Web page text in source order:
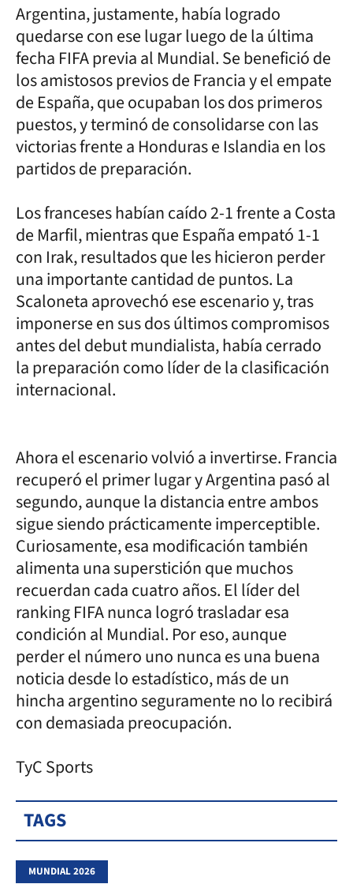
Argentina, justamente, había logrado
quedarse con ese lugar luego de la última
fecha FIFA previa al Mundial. Se benefició de
los amistosos previos de Francia y el empate
de España, que ocupaban los dos primeros
puestos, y terminó de consolidarse con las
victorias frente a Honduras e Islandia en los
partidos de preparación.
Los franceses habían caído 2-1 frente a Costa
de Marfil, mientras que España empató 1-1
con Irak, resultados que les hicieron perder
una importante cantidad de puntos. La
Scaloneta aprovechó ese escenario y, tras
imponerse en sus dos últimos compromisos
antes del debut mundialista, había cerrado
la preparación como líder de la clasificación
internacional.
Ahora el escenario volvió a invertirse. Francia
recuperó el primer lugar y Argentina pasó al
segundo, aunque la distancia entre ambos
sigue siendo prácticamente imperceptible.
Curiosamente, esa modificación también
alimenta una superstición que muchos
recuerdan cada cuatro años. El líder del
ranking FIFA nunca logró trasladar esa
condición al Mundial. Por eso, aunque
perder el número uno nunca es una buena
noticia desde lo estadístico, más de un
hincha argentino seguramente no lo recibirá
con demasiada preocupación.
TyC Sports
TAGS
MUNDIAL 2026